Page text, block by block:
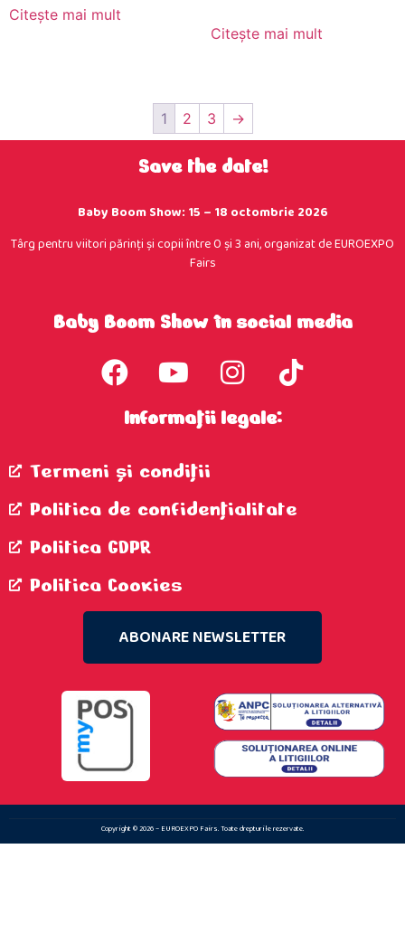
Citește mai mult
Citește mai mult
1 2 3 →
Save the date!
Baby Boom Show: 15 – 18 octombrie 2026
Târg pentru viitori părinţi şi copii între 0 şi 3 ani, organizat de EUROEXPO
Fairs
Baby Boom Show în social media
Informații legale:
Termeni şi condiţii
Politica de confidenţialitate
Politica GDPR
Politica Cookies
ABONARE NEWSLETTER
Copyright © 2026 – EUROEXPO Fairs. Toate drepturile rezervate.